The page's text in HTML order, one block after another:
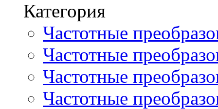
Категория
Частотные
Частотные
Частотные
Частотные